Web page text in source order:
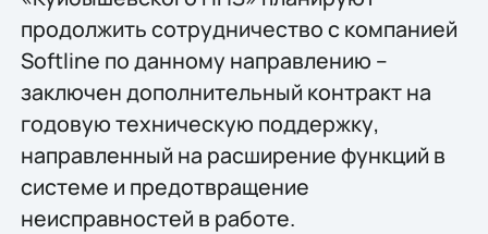
продолжить сотрудничество с компанией
Softline по данному направлению –
заключен дополнительный контракт на
годовую техническую поддержку,
направленный на расширение функций в
системе и предотвращение
неисправностей в работе.